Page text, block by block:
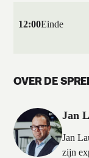
12:00Einde
OVER DE
Jan
Jan
zijn